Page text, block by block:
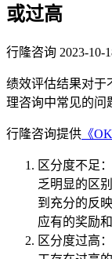
或过高
行隆咨询 2023-10-
绩效评估结果对于
理咨询中常见的问
行隆咨询提供 《
区分度不足
乏明显的区
到充分的反
应有的奖励
区分度过高